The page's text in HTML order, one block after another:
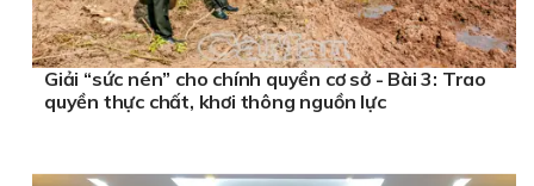
Giải “sức nén” cho chính quyền cơ sở - Bài 3: Trao
quyền thực chất, khơi thông nguồn lực